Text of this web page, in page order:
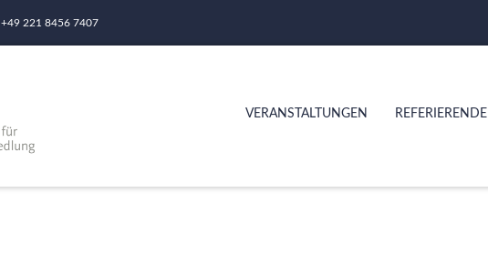
+49 221 8456 7407
VERANSTALTUNGEN REFERIERENDE